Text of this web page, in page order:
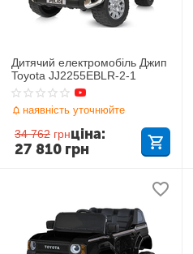
Дитячий електромобіль Джип
Toyota JJ2255EBLR-2-1
наявність уточнюйте
34 762 грн
27 810 грн
ціна: